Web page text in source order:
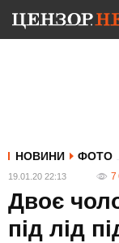
НОВИНИ ФОТО
19.01.20 22:13 7
Двоє
під лід